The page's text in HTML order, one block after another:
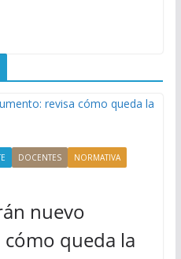
DOCENTES
NORMATIVA
nuevo
queda la